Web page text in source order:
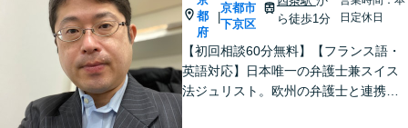
都
府
|
京都市
下京区
ら徒歩1分
日定休日
【初回相談60分無料】【フランス語・
英語対応】日本唯一の弁護士兼スイス
法ジュリスト。欧州の弁護士と連携し